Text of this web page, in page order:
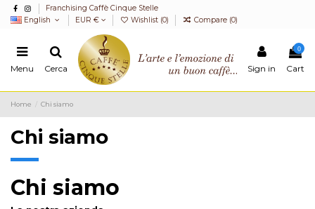
Franchising Caffè Cinque Stelle
English
EUR € Wishlist (0) Compare (0)
Menu Cerca Sign in
0
Cart
Home Chi siamo
Chi siamo
Chi siamo